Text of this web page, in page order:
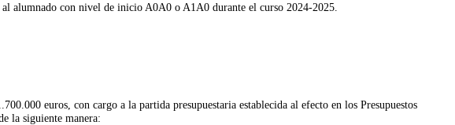
alumnado con nivel de inicio A0A0 o A1A0 durante el curso 2024-2025.
euros, con cargo a la partida presupuestaria establecida al efecto en los Presupuestos
la siguiente manera: